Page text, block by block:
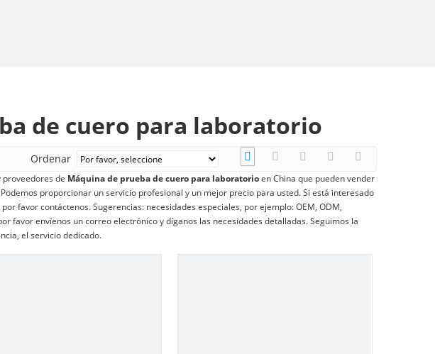
de cuero para laboratorio
Ordenar
de Máquina de prueba de cuero para laboratorioen China que pueden vender
Podemos proporcionar un servicio profesional y un mejor precio para usted. Si está interesado
por favor contáctenos. Sugerencias: necesidades especiales, por ejemplo: OEM, ODM,
favor envíenos un correo electrónico y díganos las necesidades detalladas. Seguimos la
el servicio dedicado.